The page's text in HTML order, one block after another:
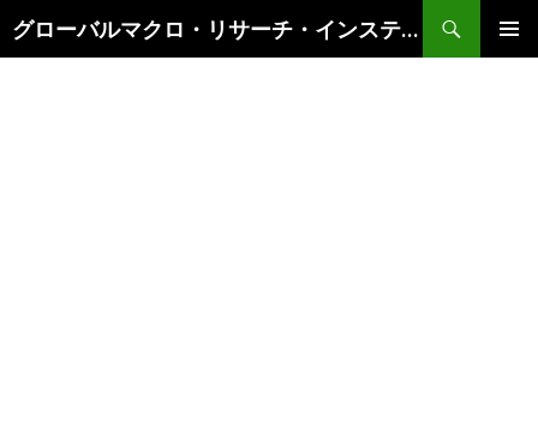
グローバルマクロ・リサーチ・インスティテュート
索